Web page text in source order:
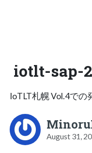
iotlt-sap-
IoTLT札幌 Vol.4での
August 31,